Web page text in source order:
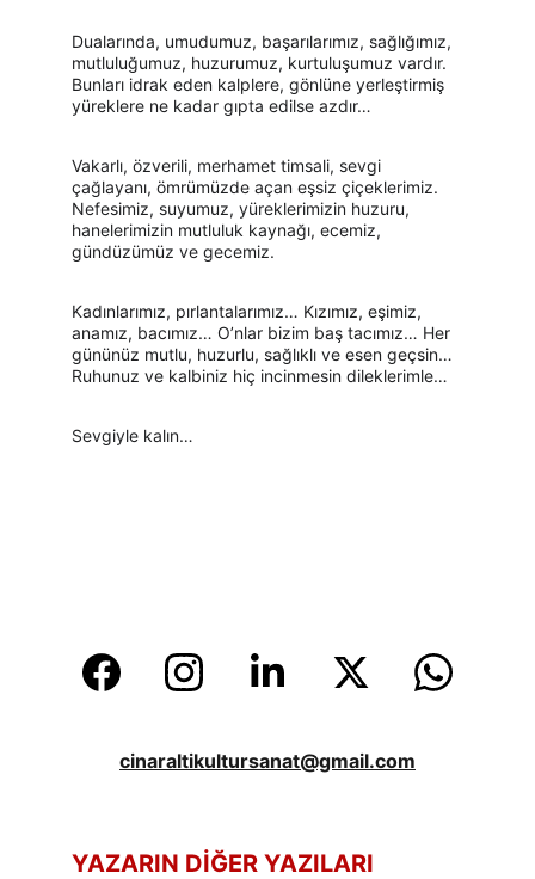
Dualarında, umudumuz, başarılarımız, sağlığımız,
mutluluğumuz, huzurumuz, kurtuluşumuz vardır.
Bunları idrak eden kalplere, gönlüne yerleştirmiş
yüreklere ne kadar gıpta edilse azdır…
Vakarlı, özverili, merhamet timsali, sevgi
çağlayanı, ömrümüzde açan eşsiz çiçeklerimiz.
Nefesimiz, suyumuz, yüreklerimizin huzuru,
hanelerimizin mutluluk kaynağı, ecemiz,
gündüzümüz ve gecemiz.
Kadınlarımız, pırlantalarımız… Kızımız, eşimiz,
anamız, bacımız… O’nlar bizim baş tacımız… Her
gününüz mutlu, huzurlu, sağlıklı ve esen geçsin…
Ruhunuz ve kalbiniz hiç incinmesin dileklerimle…
Sevgiyle kalın…
cinaraltikultursanat@gmail.com
YAZARIN DİĞER YAZILARI